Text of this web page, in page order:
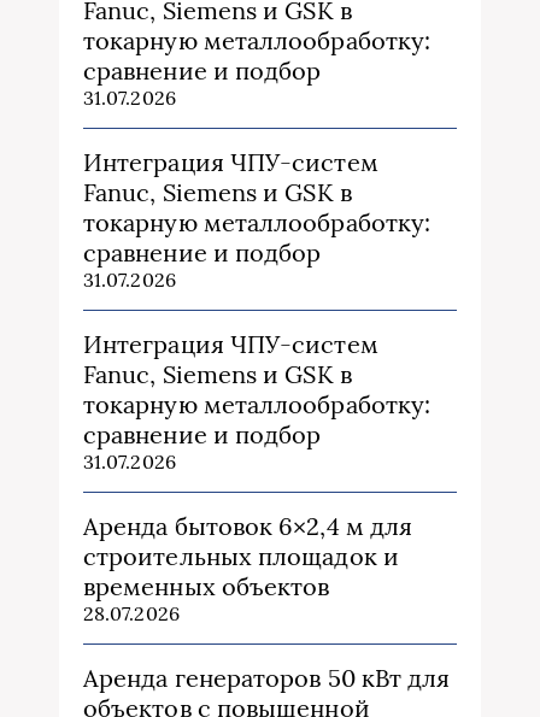
Fanuc, Siemens и GSK в
токарную металлообработку:
сравнение и подбор
31.07.2026
Интеграция ЧПУ-систем
Fanuc, Siemens и GSK в
токарную металлообработку:
сравнение и подбор
31.07.2026
Интеграция ЧПУ-систем
Fanuc, Siemens и GSK в
токарную металлообработку:
сравнение и подбор
31.07.2026
Аренда бытовок 6×2,4 м для
строительных площадок и
временных объектов
28.07.2026
Аренда генераторов 50 кВт для
объектов с повышенной